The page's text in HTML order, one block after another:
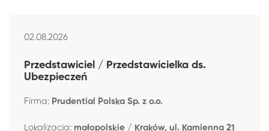
02.08.2026
Przedstawiciel / Przedstawicielka ds.
Ubezpieczeń
Firma: Prudential Polska Sp. z o.o.
Lokalizacja: małopolskie / Kraków, ul. Kamienna 21